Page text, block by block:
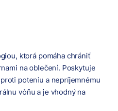
ktorá pomáha chrániť
na oblečení. Poskytuje
poteniu a nepríjemnému
vôňu a je vhodný na